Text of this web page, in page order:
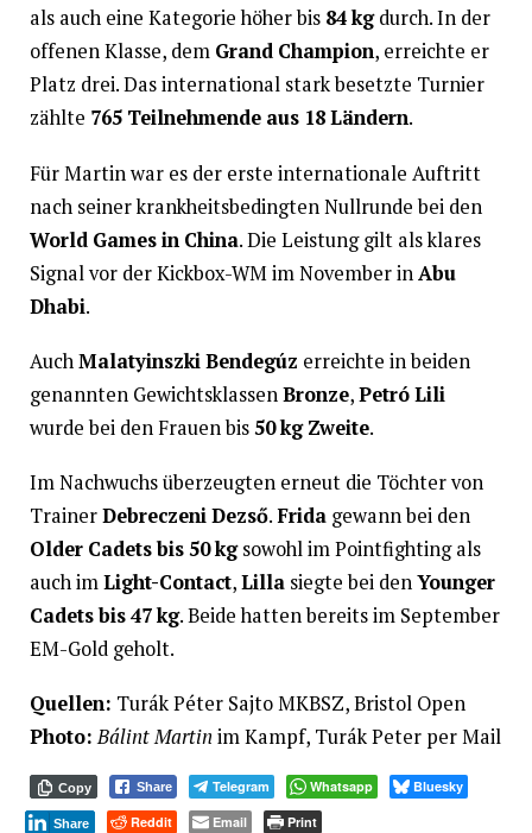
als auch eine Kategorie höher bis 84 kgdurch. In der
offenen Klasse, dem Grand Champion, erreichte er
Platz drei. Das international stark besetzte Turnier
zählte 765 Teilnehmende aus 18 Ländern.
Für Martin war es der erste internationale Auftritt
nach seiner krankheitsbedingten Nullrunde bei den
World Games in China. Die Leistung gilt als klares
Signal vor der Kickbox-WM im November inAbu
Dhabi.
AuchMalatyinszki Bendegúz erreichte in beiden
genannten GewichtsklassenBronze,Petró Lili
wurde bei den Frauen bis50 kg Zweite.
Im Nachwuchs überzeugten erneut die Töchter von
TrainerDebreczeni Dezső.Fridagewann bei den
Older Cadets bis 50 kgsowohl im Pointfighting als
auch imLight-Contact,Lillasiegte bei denYounger
Cadets bis 47 kg. Beide hatten bereits im September
EM-Gold geholt.
Quellen: Turák Péter SajtoMKBSZ, Bristol Open
Photo: Bálint Martin im Kampf, Turák Peter per Mail
Copy Share Telegram Whatsapp Bluesky
Share Reddit Email Print